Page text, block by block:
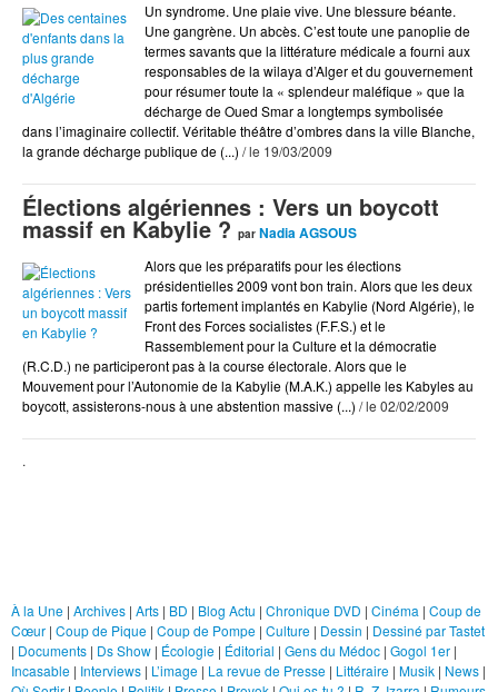
Juliette's Art
Où Sortir
People
Politik
Presse
Qui es-tu ?
R. Z. Izarra
Rumeurs Normandes
Sexy
Société
Sports
Un syndrome. Une plaie vive. Une blessure béante.
Une gangrène. Un abcès. C’est toute une panoplie de
termes savants que la littérature médicale a fourni aux
responsables de la wilaya d’Alger et du gouvernement
pour résumer toute la « splendeur maléfique » que la
décharge de Oued Smar a longtemps symbolisée
dans l’imaginaire collectif. Véritable théâtre d’ombres dans la ville Blanche,
la grande décharge publique de (...) / le 19/03/2009
Élections algériennes : Vers un boycott
massif en Kabylie ? par Nadia AGSOUS
Alors que les préparatifs pour les élections
présidentielles 2009 vont bon train. Alors que les deux
partis fortement implantés en Kabylie (Nord Algérie), le
Front des Forces socialistes (F.F.S.) et le
Rassemblement pour la Culture et la démocratie
(R.C.D.) ne participeront pas à la course électorale. Alors que le
Mouvement pour l’Autonomie de la Kabylie (M.A.K.) appelle les Kabyles au
boycott, assisterons-nous à une abstention massive (...) / le 02/02/2009
.
À la Une | Archives | Arts | BD | Blog Actu | Chronique DVD | Cinéma | Coup de
Cœur | Coup de Pique | Coup de Pompe | Culture | Dessin | Dessiné par Tastet
| Documents | Ds Show | Écologie | Éditorial | Gens du Médoc | Gogol 1er |
Incasable | Interviews | L’image | La revue de Presse | Littéraire | Musik | News |